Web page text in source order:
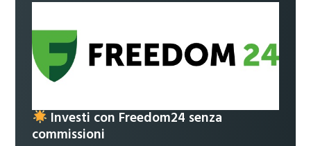
Investi con Freedom24 senza
commissioni